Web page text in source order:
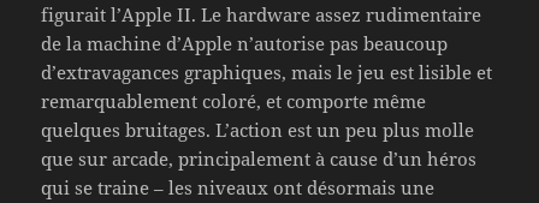
figurait l’Apple II. Le hardware assez rudimentaire
de la machine d’Apple n’autorise pas beaucoup
d’extravagances graphiques, mais le jeu est lisible et
remarquablement coloré, et comporte même
quelques bruitages. L’action est un peu plus molle
que sur arcade, principalement à cause d’un héros
qui se traine – les niveaux ont désormais une